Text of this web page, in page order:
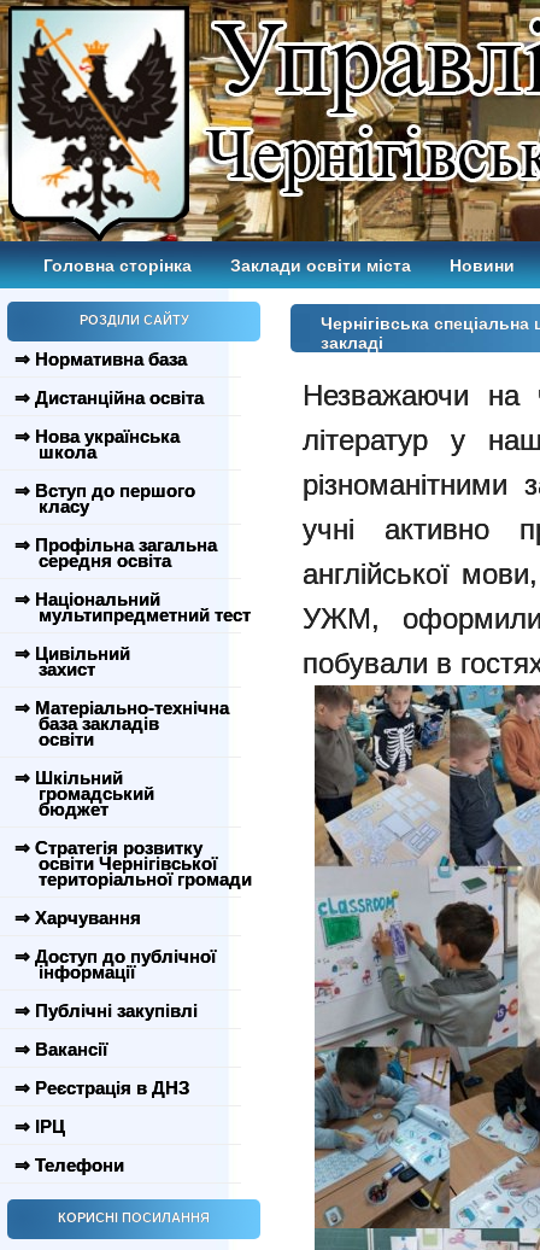
Головна сторінка Заклади освіти міста Новини
РОЗДІЛИ САЙТУ
⇒ Нормативна база
⇒ Дистанційна освіта
⇒ Нова українська
школа
⇒ Вступ до першого
класу
⇒ Профільна загальна
середня освіта
⇒ Національний
мультипредметний тест
⇒ Цивільний
захист
⇒ Матеріально-технічна
база закладів
освіти
⇒ Шкільний
громадський
бюджет
⇒ Стратегія розвитку
освіти Чернігівської
територіальної громади
⇒ Харчування
⇒ Доступ до публічної
інформації
⇒ Публічні закупівлі
⇒ Вакансії
⇒ Реєстрація в ДНЗ
⇒ ІРЦ
⇒ Телефони
КОРИСНІ ПОСИЛАННЯ
Чернігівська
закладі
Незважаючи на
літератур у
учні активно
англійської
УЖМ, оформили
побували в